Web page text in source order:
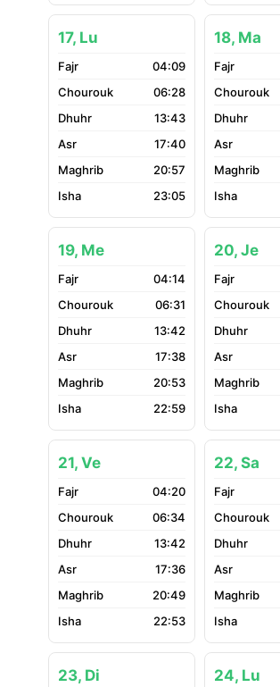
17, Lu
04:09
06:28
13:43
17:40
20:57
23:05
18, Ma
19, Me
04:14
06:31
13:42
17:38
20:53
22:59
20, Je
21, Ve
04:20
06:34
13:42
17:36
20:49
22:53
22, Sa
23, Di 24, Lu